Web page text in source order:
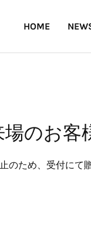
HOME
場のお
のため、受付にて